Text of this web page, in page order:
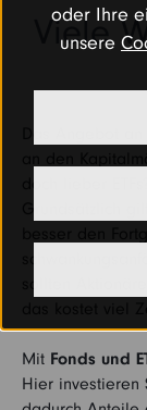
Viele
doch lieber
sollten
Mit Fonds und
Hier investieren
oder Ihre
unsere